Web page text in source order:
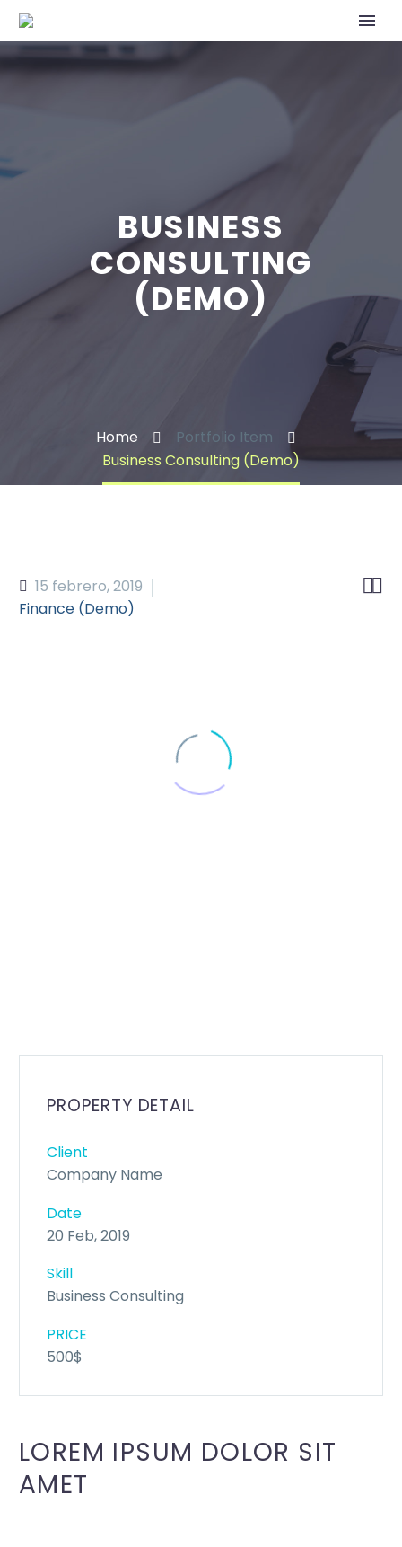
BUSINESS
CONSULTING
(DEMO)
Home
Portfolio Item
Business Consulting (Demo)

15 febrero, 2019
Finance (Demo)
PROPERTY DETAIL
Client
Company Name
Date
20 Feb, 2019
Skill
Business Consulting
PRICE
500$
LOREM IPSUM DOLOR SIT
AMET